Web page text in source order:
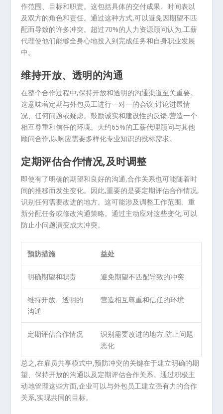
作范围、目标和职责。这包括具体的交付成果、时间表以
及双方的角色和责任。通过这种方式,可以避免因期望不匹
配而导致的许多冲突。超过70%的人力资源顾问认为,工薪
代理使他们能够全身心地投入到完成任务和自身职业发展
中。
维持开放、透明的沟通
在整个合作过程中,保持开放和透明的沟通渠道至关重要。
这意味着定期与外包员工进行一对一的会议,讨论进展情
况、任何问题或疑虑。鼓励诚实和建设性的反馈,营造一个
相互尊重和信任的环境。大约65%的工薪代理顾问与其他
顾问合作,以响应需要多样化专业知识的投标需求。
定期评估合作情况,及时调整
即使有了明确的期望和良好的沟通,合作关系也可能随着时
间的推移而发生变化。因此,重要的是要定期评估合作情况,
识别任何需要改进的地方。这可能涉及调整工作范围、重
新分配任务或修改沟通策略。通过主动应对这些变化,可以
防止小问题演变成大冲突。
预防措施 益处
明确期望和职责 避免期望不匹配导致的冲突
维持开放、透明的
沟通
营造相互尊重和信任的环境
定期评估合作情况
识别需要改进的地方,防止问题
恶化
总之,在雇员共享模式中,预防冲突的关键在于建立明确的期
望、保持开放的沟通以及定期评估合作关系。通过积极主
动地管理这些方面,企业可以与外包员工建立强有力的合作
关系,实现共同的目标。